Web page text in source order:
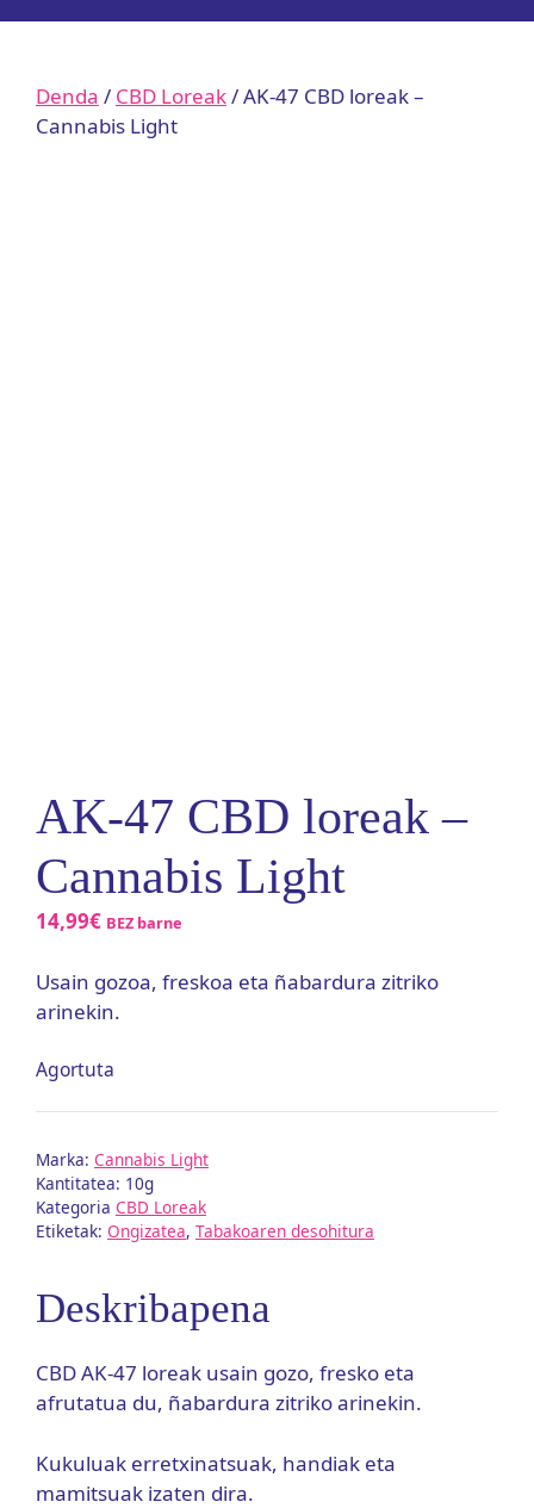
Denda / CBD Loreak/ AK-47 CBD loreak –
Cannabis Light
AK-47 CBD loreak –
Cannabis Light
14,99€ BEZ barne
Usain gozoa, freskoa eta ñabardura zitriko
arinekin.
Agortuta
Marka: Cannabis Light
Kantitatea: 10g
Kategoria CBD Loreak
Etiketak: Ongizatea, Tabakoaren desohitura
Deskribapena
CBD AK-47 loreak usain gozo, fresko eta
afrutatua du, ñabardura zitriko arinekin.
Kukuluak erretxinatsuak, handiak eta
mamitsuak izaten dira.